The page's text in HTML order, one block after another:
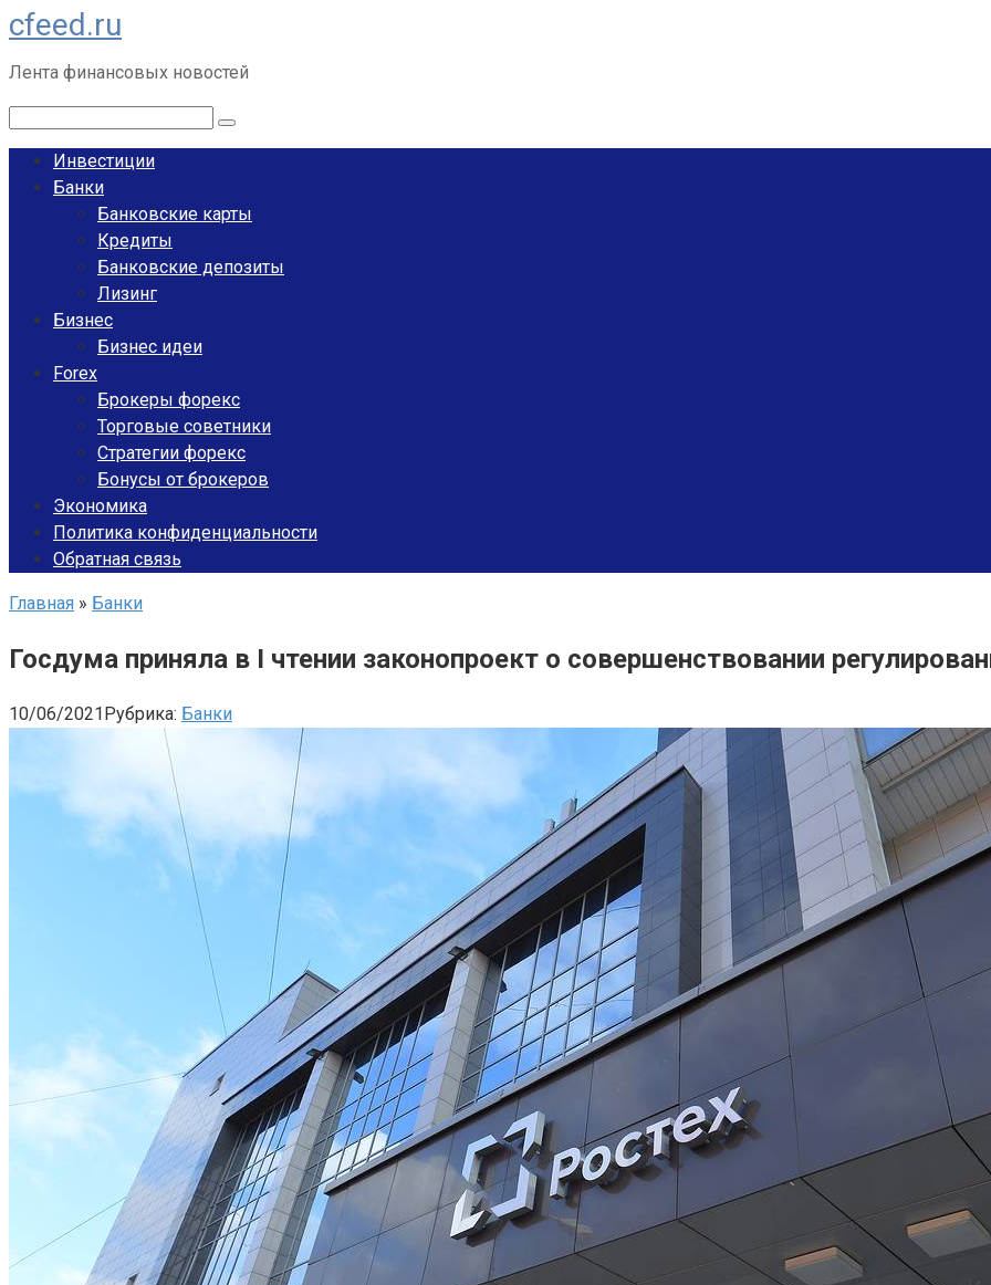
Перейти
к
контенту
cfeed.ru
Лента финансовых новостей
Инвестиции
Банки
Банковские карты
Кредиты
Банковские депозиты
Лизинг
Бизнес
Бизнес идеи
Forex
Брокеры форекс
Торговые советники
Стратегии форекс
Бонусы от брокеров
Экономика
Политика конфиденциальности
Обратная связь
Главная » Банки
Госдума приняла в I чтении законопроект о совершенствовании
10/06/2021Рубрика: Банки